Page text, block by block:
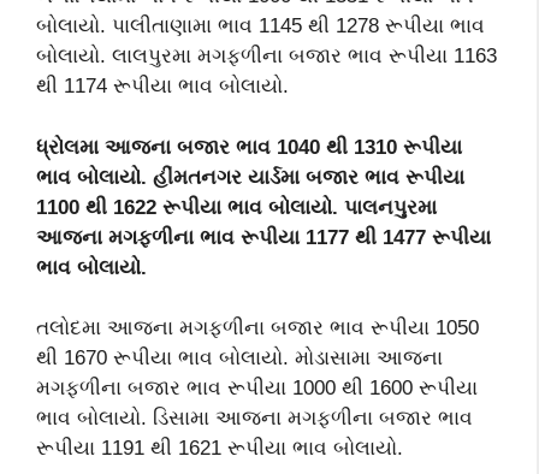
બોલાયો. પાલીતાણામા ભાવ 1145 થી 1278 રૂપીયા ભાવ
બોલાયો. લાલપુરમા મગફળીના બજાર ભાવ રૂપીયા 1163
થી 1174 રૂપીયા ભાવ બોલાયો.
ધ્રોલમા આજના બજાર ભાવ 1040 થી 1310 રૂપીયા
ભાવ બોલાયો. હીંમતનગર યાર્ડમા બજાર ભાવ રૂપીયા
1100 થી 1622 રૂપીયા ભાવ બોલાયો. પાલનપુરમા
આજના મગફળીના ભાવ રૂપીયા 1177 થી 1477 રૂપીયા
ભાવ બોલાયો.
તલોદમા આજના મગફળીના બજાર ભાવ રૂપીયા 1050
થી 1670 રૂપીયા ભાવ બોલાયો. મોડાસામા આજના
મગફળીના બજાર ભાવ રૂપીયા 1000 થી 1600 રૂપીયા
ભાવ બોલાયો. ડિસામા આજના મગફળીના બજાર ભાવ
રૂપીયા 1191 થી 1621 રૂપીયા ભાવ બોલાયો.